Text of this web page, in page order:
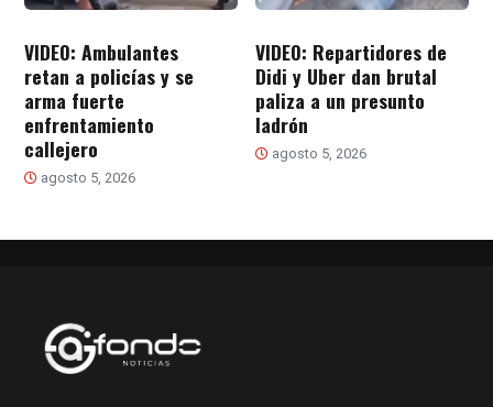
VIDEO: Ambulantes
retan a policías y se
arma fuerte
enfrentamiento
callejero
agosto 5, 2026
VIDEO: Repartidores de
Didi y Uber dan brutal
paliza a un presunto
ladrón
agosto 5, 2026